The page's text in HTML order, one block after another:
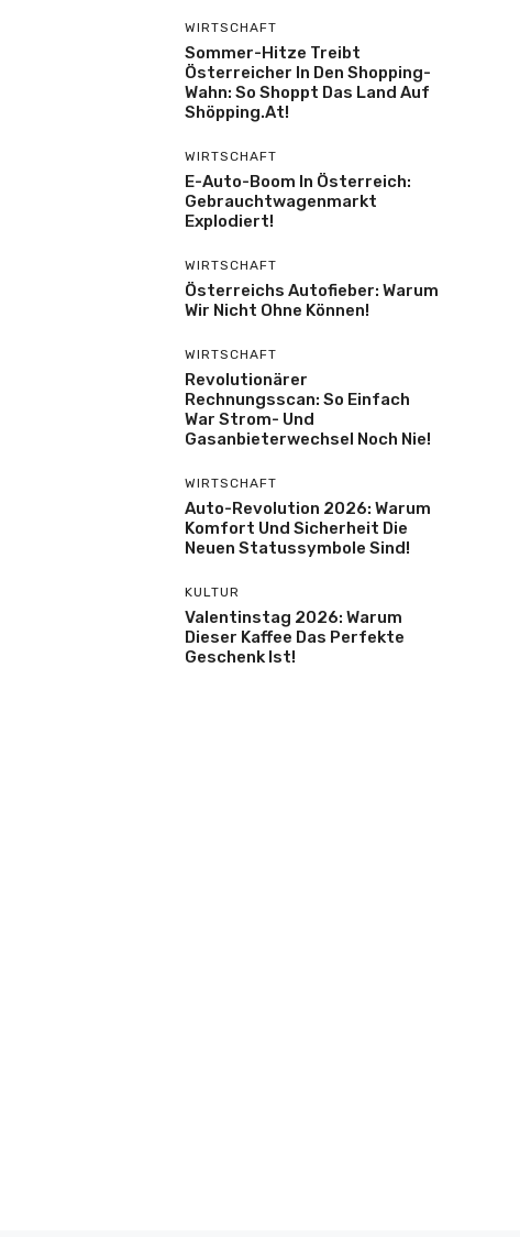
WIRTSCHAFT
Sommer-Hitze Treibt
Österreicher In Den Shopping-
Wahn: So Shoppt Das Land Auf
Shöpping.at!
WIRTSCHAFT
E-Auto-Boom In Österreich:
Gebrauchtwagenmarkt
Explodiert!
WIRTSCHAFT
Österreichs Autofieber: Warum
Wir Nicht Ohne Können!
WIRTSCHAFT
Revolutionärer
Rechnungsscan: So Einfach
War Strom- Und
Gasanbieterwechsel Noch Nie!
WIRTSCHAFT
Auto-Revolution 2026: Warum
Komfort Und Sicherheit Die
Neuen Statussymbole Sind!
KULTUR
Valentinstag 2026: Warum
Dieser Kaffee Das Perfekte
Geschenk Ist!